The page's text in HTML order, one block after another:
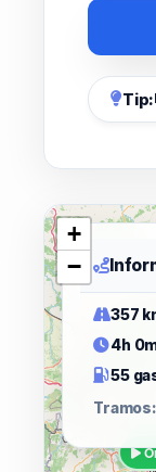
Tip:
+
−
357
4h
55